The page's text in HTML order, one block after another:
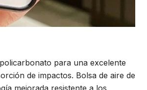
para una excelente
de impactos. Bolsa de aire de
mejorada resistente a los